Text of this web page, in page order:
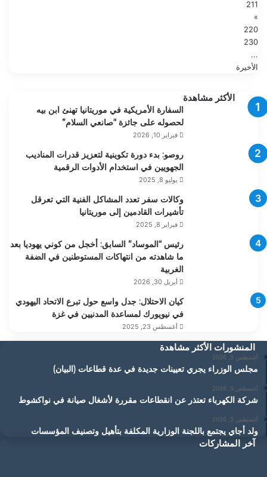
211
»
220
230
...
الأخيرة
الأكثر مشاهدة
السفارة الأمريكية في موريتانيا تهنئ ابن بيه
لحصوله على جائزة “صانعي السلام”
فبراير 10, 2026
روصو: بدء دورة تكوينية لتعزيز قدرات المناديب
الجهويين في استخدام الأدوات الرقمية
يوليو 8, 2025
وكالات سفر تعدد المشاكل الفنية التي تعرقل
تأشيرات القادمين إلى موريتانيا
فبراير 8, 2025
رئيس “الموساد” السابق: أخجل من كوني يهوديا بعد
ما شاهدته من انتهاكات المستوطنين في الضفة
الغربية
أبريل 30, 2026
كيان الاحتلال: جدل واسع حول تبرع الاتحاد اليهودي
في نيويورك لمساعدة المدنيين في غزة
أغسطس 23, 2025
المنشورات الأكثر مشاهدة
أغسطس 5, 2026
مجلس الوزراء يجري تعيينات جديدة في عدة قطاعات (البيان)
أغسطس 5, 2026
شركة الكهرباء تعتذر عن انقطاعات مقررة لأشغال صيانة في نواكشوط
أغسطس 5, 2026
ولد أجاي يجتمع باللجنة الوزارية المكلفة بتأهيل وتصنيف المؤسسات
آخر المشاركات